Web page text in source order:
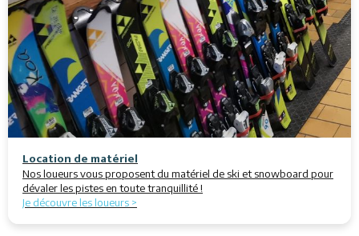
Location de matériel
Nos loueurs vous proposent du matériel de ski et snowboard pour
dévaler les pistes en toute tranquillité !
Je découvre les loueurs >